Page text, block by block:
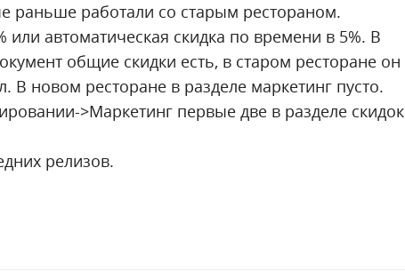
раньше работали со старым рестораном.
или автоматическая скидка по времени в 5%. В
общие скидки есть, в старом ресторане он
В новом ресторане в разделе маркетинг пусто.
>Маркетинг первые две в разделе скидок
релизов.